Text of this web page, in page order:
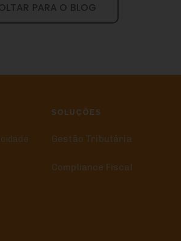
PARA O BLOG
SOLUÇÕES
Gestão Tributária
Compliance Fiscal